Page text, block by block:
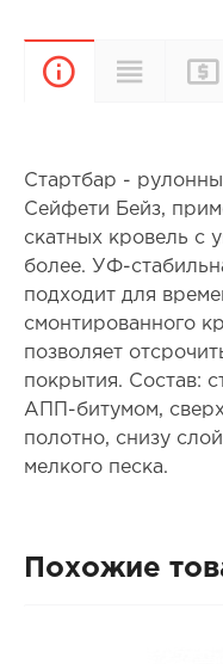
Описание
Стартбар -
Сейфети Бейз,
скатных кровель с
более. УФ-
подходит для
смонтированного
позволяет
покрытия. Состав:
АПП-битумом,
полотно, снизу
мелкого песка.
Похожие